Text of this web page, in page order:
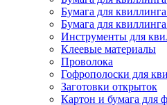
Бумага для
Бумага для
Инструменты для
Клеевые материалы
Проволока
Гофрополоски для
Заготовки открыток
Картон и бумага для